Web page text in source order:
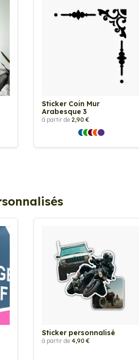
Sticker Coin Mur
Arabesque 3
à partir de 2,90 €
Sticker personnalisé
à partir de 4,90 €